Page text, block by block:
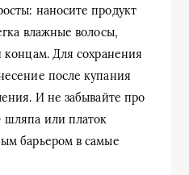
наносите продукт
влажные волосы,
Для сохранения
после купания
И не забывайте про
шляпа или платок
барьером в самые